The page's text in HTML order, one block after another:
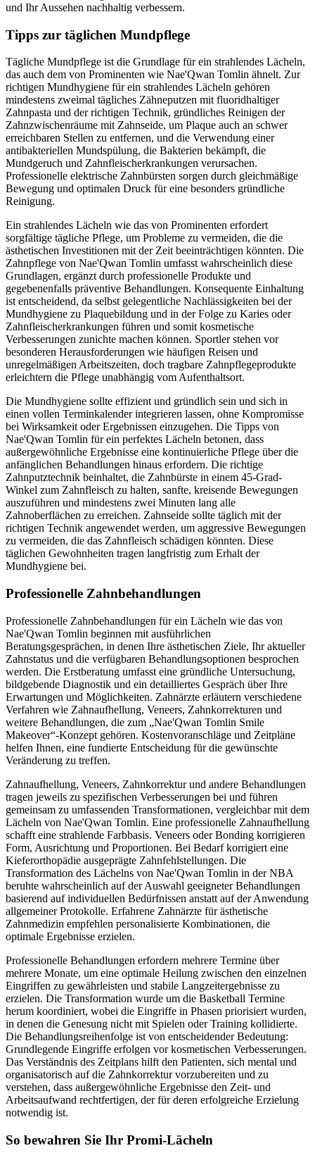
und Ihr Aussehen nachhaltig verbessern.
Tipps zur täglichen Mundpflege
Tägliche Mundpflege ist die Grundlage für ein strahlendes Lächeln,
das auch dem von Prominenten wie Nae'Qwan Tomlin ähnelt. Zur
richtigen Mundhygiene für ein strahlendes Lächeln gehören
mindestens zweimal tägliches Zähneputzen mit fluoridhaltiger
Zahnpasta und der richtigen Technik, gründliches Reinigen der
Zahnzwischenräume mit Zahnseide, um Plaque auch an schwer
erreichbaren Stellen zu entfernen, und die Verwendung einer
antibakteriellen Mundspülung, die Bakterien bekämpft, die
Mundgeruch und Zahnfleischerkrankungen verursachen.
Professionelle elektrische Zahnbürsten sorgen durch gleichmäßige
Bewegung und optimalen Druck für eine besonders gründliche
Reinigung.
Ein strahlendes Lächeln wie das von Prominenten erfordert
sorgfältige tägliche Pflege, um Probleme zu vermeiden, die die
ästhetischen Investitionen mit der Zeit beeinträchtigen könnten. Die
Zahnpflege von Nae'Qwan Tomlin umfasst wahrscheinlich diese
Grundlagen, ergänzt durch professionelle Produkte und
gegebenenfalls präventive Behandlungen. Konsequente Einhaltung
ist entscheidend, da selbst gelegentliche Nachlässigkeiten bei der
Mundhygiene zu Plaquebildung und in der Folge zu Karies oder
Zahnfleischerkrankungen führen und somit kosmetische
Verbesserungen zunichte machen können. Sportler stehen vor
besonderen Herausforderungen wie häufigen Reisen und
unregelmäßigen Arbeitszeiten, doch tragbare Zahnpflegeprodukte
erleichtern die Pflege unabhängig vom Aufenthaltsort.
Die Mundhygiene sollte effizient und gründlich sein und sich in
einen vollen Terminkalender integrieren lassen, ohne Kompromisse
bei Wirksamkeit oder Ergebnissen einzugehen. Die Tipps von
Nae'Qwan Tomlin für ein perfektes Lächeln betonen, dass
außergewöhnliche Ergebnisse eine kontinuierliche Pflege über die
anfänglichen Behandlungen hinaus erfordern. Die richtige
Zahnputztechnik beinhaltet, die Zahnbürste in einem 45-Grad-
Winkel zum Zahnfleisch zu halten, sanfte, kreisende Bewegungen
auszuführen und mindestens zwei Minuten lang alle
Zahnoberflächen zu erreichen. Zahnseide sollte täglich mit der
richtigen Technik angewendet werden, um aggressive Bewegungen
zu vermeiden, die das Zahnfleisch schädigen könnten. Diese
täglichen Gewohnheiten tragen langfristig zum Erhalt der
Mundhygiene bei.
Professionelle Zahnbehandlungen
Professionelle Zahnbehandlungen für ein Lächeln wie das von
Nae'Qwan Tomlin beginnen mit ausführlichen
Beratungsgesprächen, in denen Ihre ästhetischen Ziele, Ihr aktueller
Zahnstatus und die verfügbaren Behandlungsoptionen besprochen
werden. Die Erstberatung umfasst eine gründliche Untersuchung,
bildgebende Diagnostik und ein detailliertes Gespräch über Ihre
Erwartungen und Möglichkeiten. Zahnärzte erläutern verschiedene
Verfahren wie Zahnaufhellung, Veneers, Zahnkorrekturen und
weitere Behandlungen, die zum „Nae'Qwan Tomlin Smile
Makeover“-Konzept gehören. Kostenvoranschläge und Zeitpläne
helfen Ihnen, eine fundierte Entscheidung für die gewünschte
Veränderung zu treffen.
Zahnaufhellung, Veneers, Zahnkorrektur und andere Behandlungen
tragen jeweils zu spezifischen Verbesserungen bei und führen
gemeinsam zu umfassenden Transformationen, vergleichbar mit dem
Lächeln von Nae'Qwan Tomlin. Eine professionelle Zahnaufhellung
schafft eine strahlende Farbbasis. Veneers oder Bonding korrigieren
Form, Ausrichtung und Proportionen. Bei Bedarf korrigiert eine
Kieferorthopädie ausgeprägte Zahnfehlstellungen. Die
Transformation des Lächelns von Nae'Qwan Tomlin in der NBA
beruhte wahrscheinlich auf der Auswahl geeigneter Behandlungen
basierend auf individuellen Bedürfnissen anstatt auf der Anwendung
allgemeiner Protokolle. Erfahrene Zahnärzte für ästhetische
Zahnmedizin empfehlen personalisierte Kombinationen, die
optimale Ergebnisse erzielen.
Professionelle Behandlungen erfordern mehrere Termine über
mehrere Monate, um eine optimale Heilung zwischen den einzelnen
Eingriffen zu gewährleisten und stabile Langzeitergebnisse zu
erzielen. Die Transformation wurde um die Basketball Termine
herum koordiniert, wobei die Eingriffe in Phasen priorisiert wurden,
in denen die Genesung nicht mit Spielen oder Training kollidierte.
Die Behandlungsreihenfolge ist von entscheidender Bedeutung:
Grundlegende Eingriffe erfolgen vor kosmetischen Verbesserungen.
Das Verständnis des Zeitplans hilft den Patienten, sich mental und
organisatorisch auf die Zahnkorrektur vorzubereiten und zu
verstehen, dass außergewöhnliche Ergebnisse den Zeit- und
Arbeitsaufwand rechtfertigen, der für deren erfolgreiche Erzielung
notwendig ist.
So bewahren Sie Ihr Promi-Lächeln